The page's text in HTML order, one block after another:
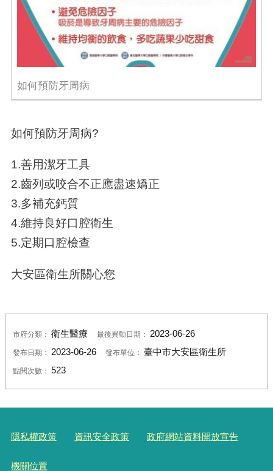
如何預防牙周病
如何預防牙周病?
1.善用潔牙工具
2.齒列或咬合不正應盡速矯正
3.多補充鈣質
4.維持良好口腔衛生
5.定期口腔檢查
大安區衛生所關心您
市府分類： 衛生醫療 最後異動日期： 2023-06-26
發布日期： 2023-06-26 發布單位： 臺中市大安區衛生所
點閱次數： 523
隱私權政策 資訊安全政策 政府網站資料開放宣告
機關位置